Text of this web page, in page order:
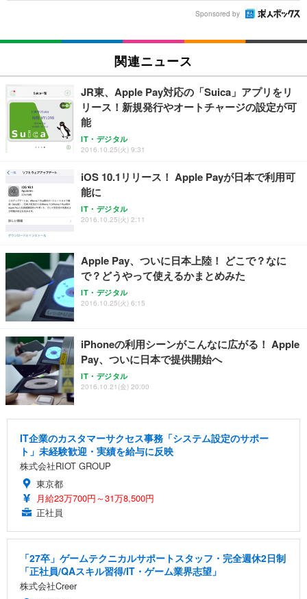
Sponsored by
関連ニュース
JR東、Apple Pay対応の「Suica」アプリをリ
リース！新規発行やオートチャージの設定が可
能
IT・デジタル
2016.10.25(火) 9:31
iOS 10.1リリース！ Apple Payが日本で利用可
能に
IT・デジタル
2016.10.25(火) 2:11
Apple Pay、ついに日本上陸！ どこで？なに
で？どうやって使えるかまとめみた
IT・デジタル
2016.10.25(火) 6:15
iPhoneの利用シーンがこんなに広がる！ Apple
Pay、ついに日本で提供開始へ
IT・デジタル
2016.10.21(金) 20:00
IT企業のカスタマーサクセス事務「システム設定のサポー
ト」未経験歓迎・実績を給与に反映
株式会社RIOT GROUP
東京都
月給23万700円～31万8,500円
正社員
「27卒」ゲームテクニカルサポートスタッフ・完全週休2日制
「正社員/QAスキル習得/IT・ゲーム業界志望」
株式会社Creer